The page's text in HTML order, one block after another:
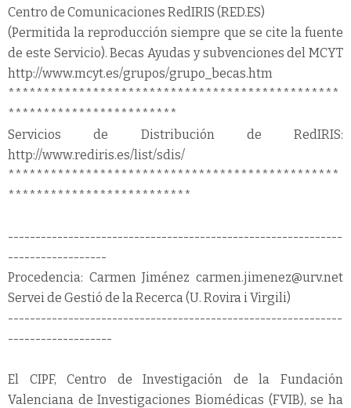
Centro de Comunicaciones RedIRIS (RED.ES)
(Permitida la reproducción siempre que se cite la fuente
de este Servicio). Becas Ayudas y subvenciones del MCYT
http://www.mcyt.es/grupos/grupo_becas.htm
***********************************************
************************
Servicios de Distribución de RedIRIS:
http://www.rediris.es/list/sdis/
***********************************************
**************************
-------------------------------------------------------------
------------------
Procedencia: Carmen Jiménez carmen.jimenez@urv.net
Servei de Gestió de la Recerca (U. Rovira i Virgili)
-------------------------------------------------------------
-------------------
El CIPF, Centro de Investigación de la Fundación
Valenciana de Investigaciones Biomédicas (FVIB), se ha